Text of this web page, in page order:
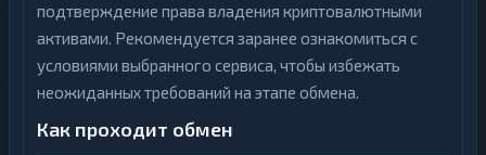
подтверждение права владения криптовалютными
активами. Рекомендуется заранее ознакомиться с
условиями выбранного сервиса, чтобы избежать
неожиданных требований на этапе обмена.
Как проходит обмен